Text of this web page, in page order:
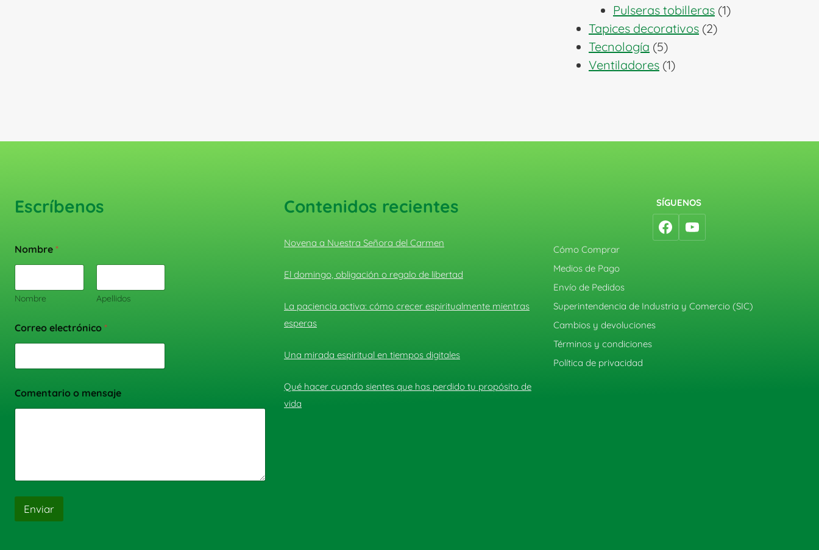
Pulseras tobilleras 11
Tapices decorativos 22
Tecnología 55
productos
Ventiladores 11
Escríbenos
Nombre *
Nombre Apellidos
Correo electrónico *
Comentario o mensaje
Enviar
Contenidos recientes
Novena a Nuestra Señora del Carmen
El domingo, obligación o regalo de libertad
La paciencia activa: cómo crecer espiritualmente mientras
esperas
Una mirada espiritual en tiempos digitales
Qué hacer cuando sientes que has perdido tu propósito de
vida
SÍGUENOS
Cómo Comprar
Medios de Pago
Envío de Pedidos
Superintendencia de Industria y Comercio (SIC)
Cambios y devoluciones
Términos y condiciones
Política de privacidad